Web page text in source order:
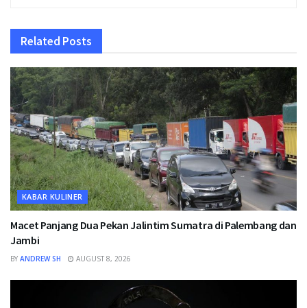
Related Posts
KABAR KULINER
Macet Panjang Dua Pekan Jalintim Sumatra di Palembang dan
Jambi
BY ANDREW SH AUGUST 8, 2026